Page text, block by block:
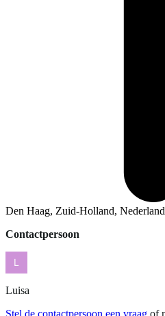
Den Haag, Zuid-Holland, Nederland
Contactpersoon
Luisa
Stel de contactpersoon een vraag of